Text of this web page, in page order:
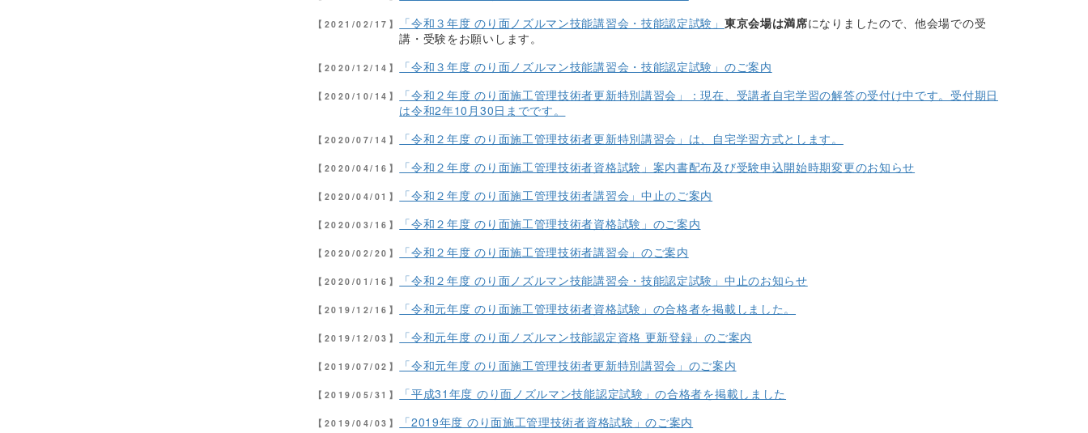
【2021/02/17】 「令和３年度 のり面ノズルマン技能講習会・技能認定試験」 東京会場は満席になりましたので、他会場での受
講・受験をお願いします。
【2020/12/14】 「令和３年度 のり面ノズルマン技能講習会・技能認定試験」のご案内
【2020/10/14】
「令和２年度 のり面施工管理技術者更新特別講習会」：現在、受講者自宅学習の解答の受付け中です。受付期日
は令和2年10月30日までです。
【2020/07/14】 「令和２年度 のり面施工管理技術者更新特別講習会」は、自宅学習方式とします。
【2020/04/16】 「令和２年度 のり面施工管理技術者資格試験」案内書配布及び受験申込開始時期変更のお知らせ
【2020/04/01】 「令和２年度 のり面施工管理技術者講習会」中止のご案内
【2020/03/16】 「令和２年度 のり面施工管理技術者資格試験」のご案内
【2020/02/20】 「令和２年度 のり面施工管理技術者講習会」のご案内
【2020/01/16】 「令和２年度 のり面ノズルマン技能講習会・技能認定試験」中止のお知らせ
【2019/12/16】 「令和元年度 のり面施工管理技術者資格試験」の合格者を掲載しました。
【2019/12/03】 「令和元年度 のり面ノズルマン技能認定資格 更新登録」のご案内
【2019/07/02】 「令和元年度 のり面施工管理技術者更新特別講習会」のご案内
【2019/05/31】 「平成31年度 のり面ノズルマン技能認定試験」の合格者を掲載しました
【2019/04/03】 「2019年度 のり面施工管理技術者資格試験」のご案内